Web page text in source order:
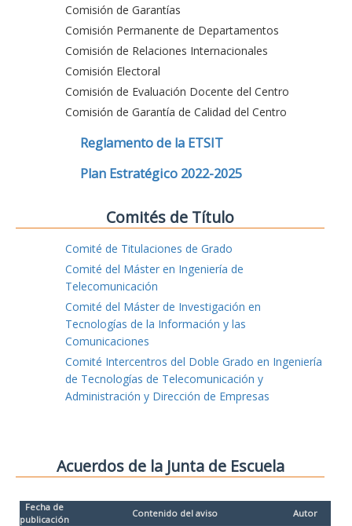
Comisión de Garantías
Comisión Permanente de Departamentos
Comisión de Relaciones Internacionales
Comisión Electoral
Comisión de Evaluación Docente del Centro
Comisión de Garantía de Calidad del Centro
Reglamento de la ETSIT
Plan Estratégico 2022-2025
Comités de Título
Comité de Titulaciones de Grado
Comité del Máster en Ingeniería de
Telecomunicación
Comité del Máster de Investigación en
Tecnologías de la Información y las
Comunicaciones
Comité Intercentros del Doble Grado en Ingeniería
de Tecnologías de Telecomunicación y
Administración y Dirección de Empresas
Acuerdos de la Junta de Escuela
Fecha de
publicación
Contenido del aviso
Autor